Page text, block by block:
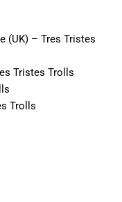
(UK) – Tres Tristes
Tristes Trolls
Trolls